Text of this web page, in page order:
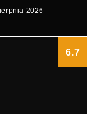
2026
6.7